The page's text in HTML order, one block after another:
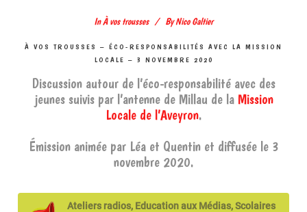
InÀ vos trousses By Nico Galtier
À VOS TROUSSES – ÉCO-RESPONSABILITÉS AVEC LA MISSION
LOCALE – 3 NOVEMBRE 2020
Discussion autour de l’éco-responsabilité avec des
jeunes suivis par l’antenne de Millau de la Mission
Locale de l’Aveyron.
Émission animée par Léa et Quentin et diffusée le 3
novembre 2020.
Ateliers radios, Education aux Médias, Scolaires